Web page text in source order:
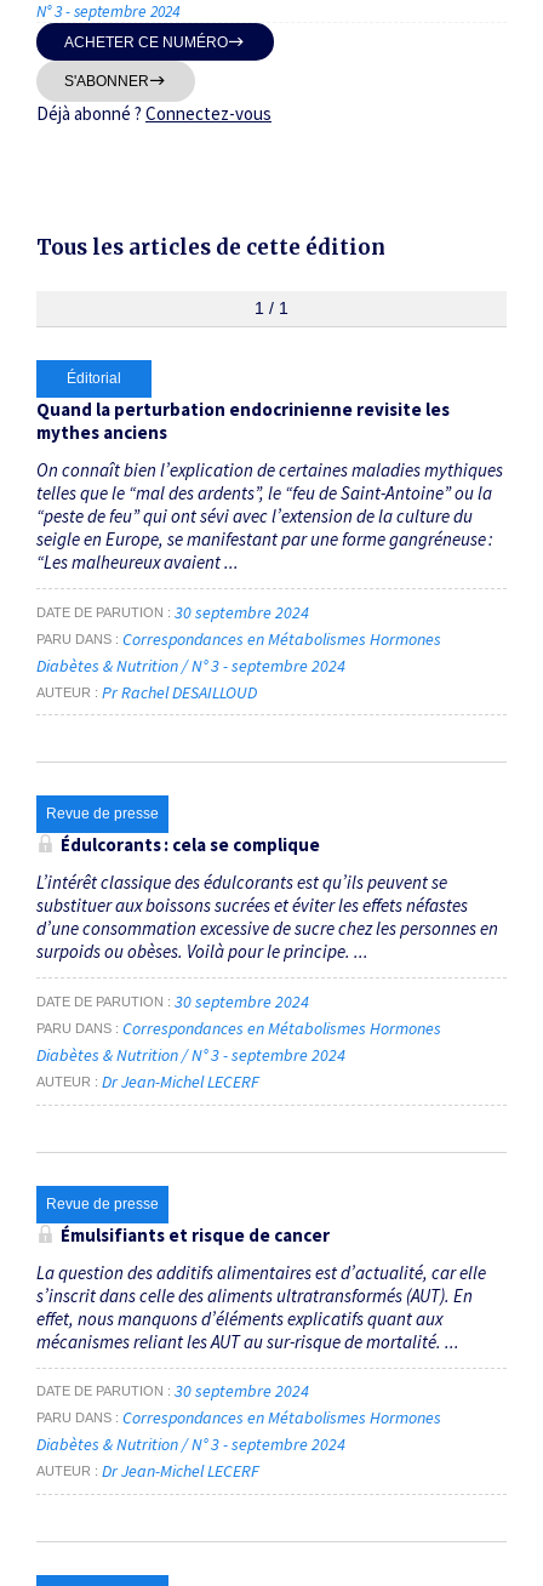
RECHERCHER
N° 3 - septembre 2024
ACHETER CE NUMÉRO
S'ABONNER
Déjà abonné ? Connectez-vous
Tous les articles de cette édition
1 / 1
Éditorial
Quand la perturbation endocrinienne revisite les
mythes anciens
On connaît bien l’explication de certaines maladies mythiques
telles que le “mal des ardents”, le “feu de Saint-Antoine” ou la
“peste de feu” qui ont sévi avec l’extension de la culture du
seigle en Europe, se manifestant par une forme gangréneuse :
“Les malheureux avaient ...
DATE DE PARUTION 30 septembre 2024
PARU DANS
Correspondances en Métabolismes Hormones
Diabètes & Nutrition / N° 3 - septembre 2024
AUTEUR Pr Rachel DESAILLOUD
Revue de presse
Édulcorants : cela se complique
L’intérêt classique des édulcorants est qu’ils peuvent se
substituer aux boissons sucrées et éviter les effets néfastes
d’une consommation excessive de sucre chez les personnes en
surpoids ou obèses. Voilà pour le principe. ...
DATE DE PARUTION 30 septembre 2024
PARU DANS
Correspondances en Métabolismes Hormones
Diabètes & Nutrition / N° 3 - septembre 2024
AUTEUR Dr Jean-Michel LECERF
Revue de presse
Émulsifiants et risque de cancer
La question des additifs alimentaires est d’actualité, car elle
s’inscrit dans celle des aliments ultratransformés (AUT). En
effet, nous manquons d’éléments explicatifs quant aux
mécanismes reliant les AUT au sur-risque de mortalité. ...
DATE DE PARUTION 30 septembre 2024
PARU DANS
Correspondances en Métabolismes Hormones
Diabètes & Nutrition / N° 3 - septembre 2024
AUTEUR Dr Jean-Michel LECERF